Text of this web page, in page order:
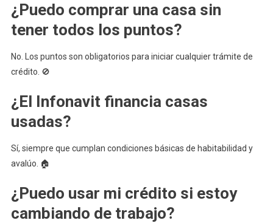
¿Puedo comprar una casa sin
tener todos los puntos?
No. Los puntos son obligatorios para iniciar cualquier trámite de
crédito. 🚫
¿El Infonavit financia casas
usadas?
Sí, siempre que cumplan condiciones básicas de habitabilidad y
avalúo. 🏠
¿Puedo usar mi crédito si estoy
cambiando de trabajo?